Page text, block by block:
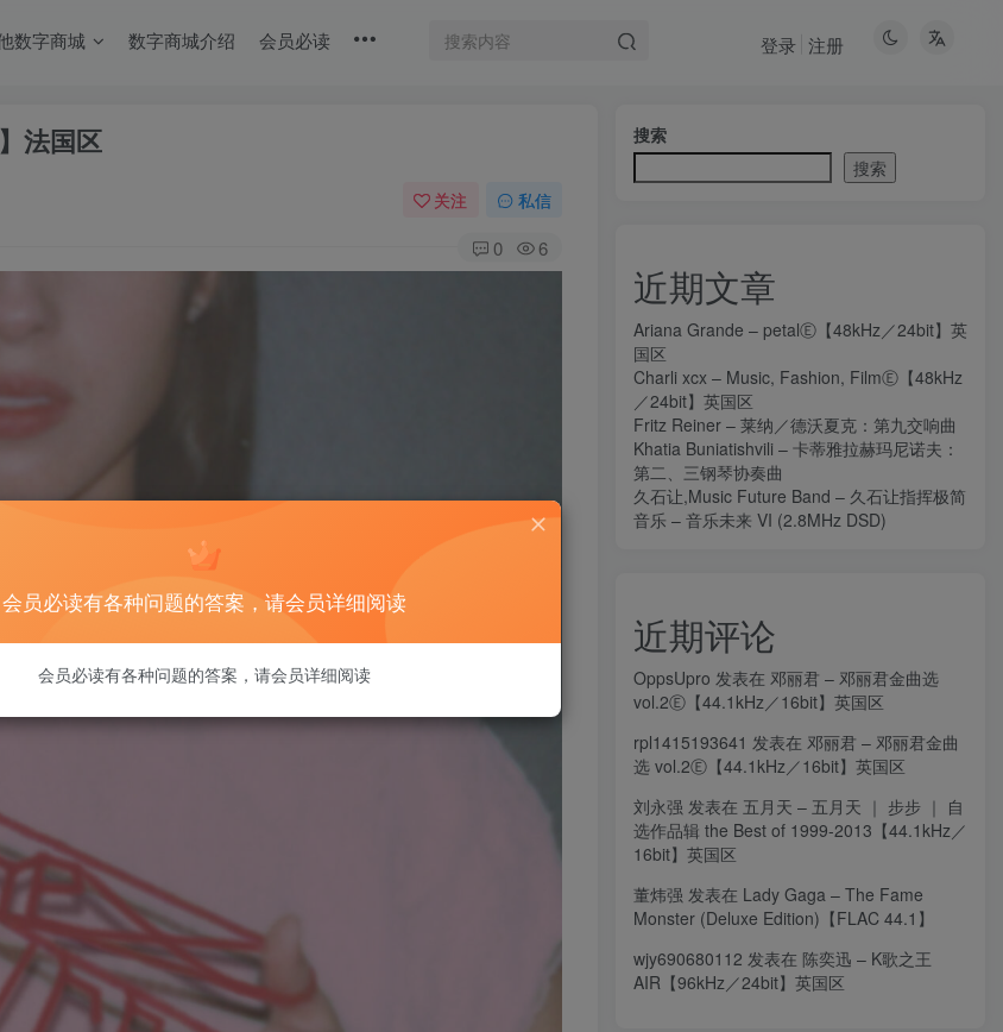
数字商城 数字商城介绍 会员必读 登录 注册
法国区
关注 私信
0 6
搜索
搜索
近期文章
Ariana Grande – petalⒺ【48kHz／24bit】英
国区
Charli xcx – Music, Fashion, FilmⒺ【48kHz
／24bit】英国区
Fritz Reiner – 莱纳／德沃夏克：第九交响曲
Khatia Buniatishvili – 卡蒂雅拉赫玛尼诺夫：
第二、三钢琴协奏曲
久石让,Music Future Band – 久石让指挥极简
音乐 – 音乐未来 VI (2.8MHz DSD)
近期评论
OppsUpro 发表在 邓丽君 – 邓丽君金曲选
vol.2Ⓔ【44.1kHz／16bit】英国区
rpl1415193641 发表在 邓丽君 – 邓丽君金曲
选 vol.2Ⓔ【44.1kHz／16bit】英国区
刘永强 发表在 五月天 – 五月天 ｜ 步步 ｜ 自
选作品辑 the Best of 1999-2013【44.1kHz／
16bit】英国区
董炜强 发表在 Lady Gaga – The Fame
Monster (Deluxe Edition)【FLAC 44.1】
wjy690680112 发表在 陈奕迅 – K歌之王
AIR【96kHz／24bit】英国区
会员必读有各种问题的答案，请会员详细阅读
会员必读有各种问题的答案，请会员详细阅读